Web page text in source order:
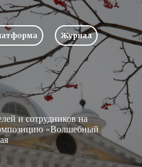
Журнал
и сотрудников на
«Волшебный